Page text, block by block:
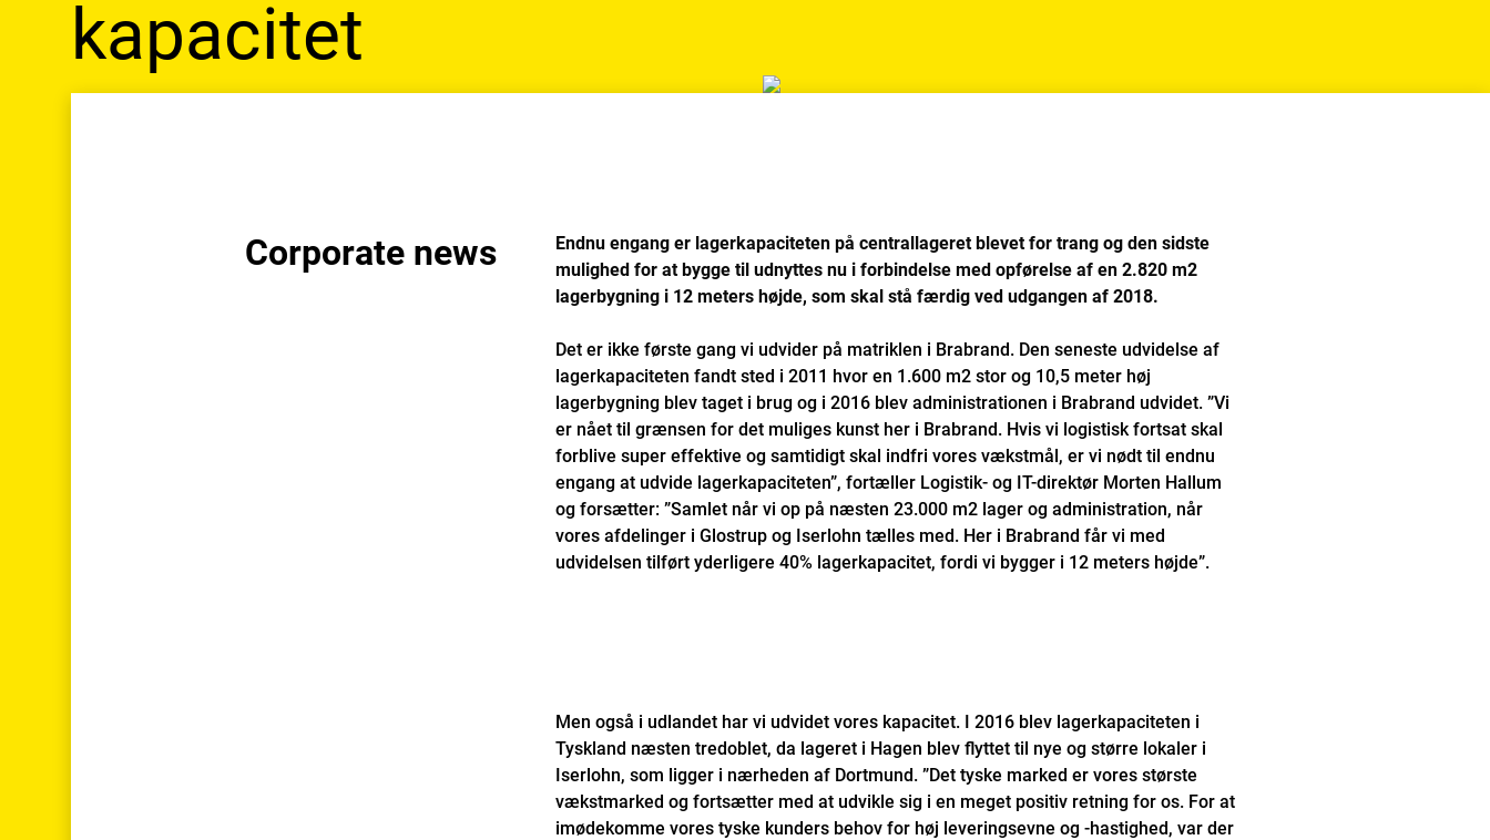
kapacitet
Corporate news
Endnu engang er lagerkapaciteten på centrallageret blevet for trang og den sidste
mulighed for at bygge til udnyttes nu i forbindelse med opførelse af en 2.820 m2
lagerbygning i 12 meters højde, som skal stå færdig ved udgangen af 2018.
Det er ikke første gang vi udvider på matriklen i Brabrand. Den seneste udvidelse af
lagerkapaciteten fandt sted i 2011 hvor en 1.600 m2 stor og 10,5 meter høj
lagerbygning blev taget i brug og i 2016 blev administrationen i Brabrand udvidet. ”Vi
er nået til grænsen for det muliges kunst her i Brabrand. Hvis vi logistisk fortsat skal
forblive super effektive og samtidigt skal indfri vores vækstmål, er vi nødt til endnu
engang at udvide lagerkapaciteten”, fortæller Logistik- og IT-direktør Morten Hallum
og forsætter: ”Samlet når vi op på næsten 23.000 m2 lager og administration, når
vores afdelinger i Glostrup og Iserlohn tælles med. Her i Brabrand får vi med
udvidelsen tilført yderligere 40% lagerkapacitet, fordi vi bygger i 12 meters højde”.
Men også i udlandet har vi udvidet vores kapacitet. I 2016 blev lagerkapaciteten i
Tyskland næsten tredoblet, da lageret i Hagen blev flyttet til nye og større lokaler i
Iserlohn, som ligger i nærheden af Dortmund. ”Det tyske marked er vores største
vækstmarked og fortsætter med at udvikle sig i en meget positiv retning for os. For at
imødekomme vores tyske kunders behov for høj leveringsevne og -hastighed, var der